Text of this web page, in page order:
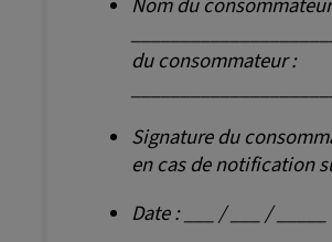
Nom du
du consommateur :
Signature du
en cas de notification
Date : ___ / ___ / _____